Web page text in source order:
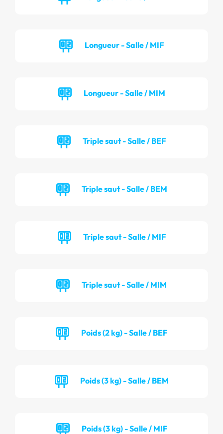
Longueur - Salle / MIF
Longueur - Salle / MIM
Triple saut - Salle / BEF
Triple saut - Salle / BEM
Triple saut - Salle / MIF
Triple saut - Salle / MIM
Poids (2 kg) - Salle / BEF
Poids (3 kg) - Salle / BEM
Poids (3 kg) - Salle / MIF